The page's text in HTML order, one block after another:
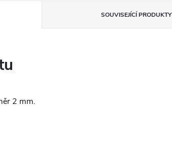
SOUVISEJÍCÍ PRODUKTY
2 mm.